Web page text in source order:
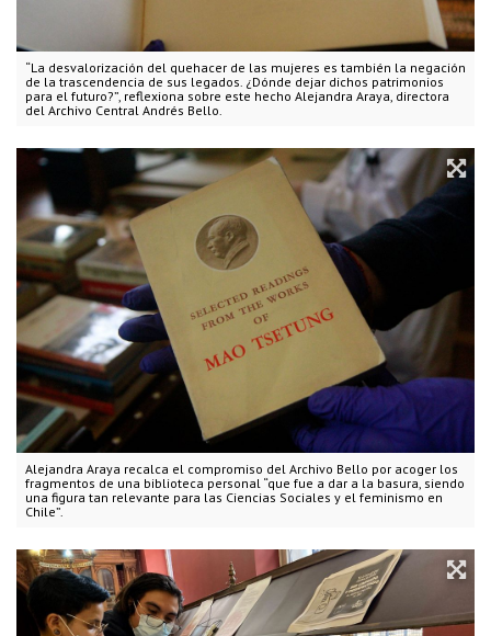
“La desvalorización del quehacer de las mujeres es también la negación
de la trascendencia de sus legados. ¿Dónde dejar dichos patrimonios
para el futuro?”, reflexiona sobre este hecho Alejandra Araya, directora
del Archivo Central Andrés Bello.
Alejandra Araya recalca el compromiso del Archivo Bello por acoger los
fragmentos de una biblioteca personal “que fue a dar a la basura, siendo
una figura tan relevante para las Ciencias Sociales y el feminismo en
Chile”.